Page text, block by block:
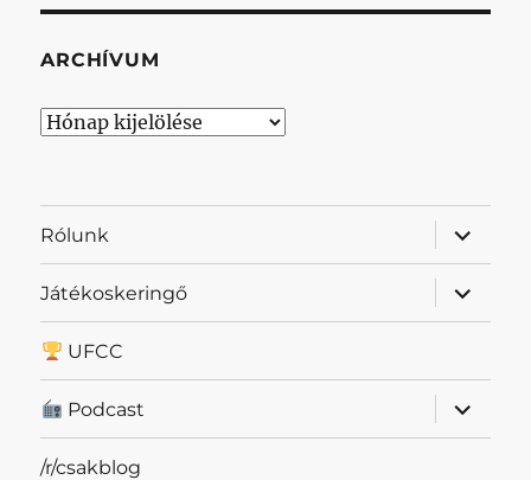
ARCHÍVUM
Archívum
Rólunk
almenü
Játékoskeringő
almenü
UFCC
Podcast
almenü
/r/csakblog